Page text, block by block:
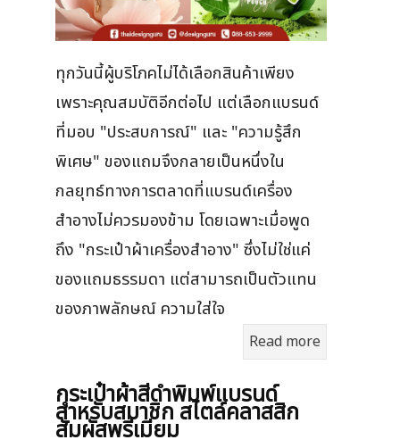
ทุกวันนี้ผู้บริโภคไม่ได้เลือกสินค้าเพียง
เพราะคุณสมบัติอีกต่อไป แต่เลือกแบรนด์
ที่มอบ "ประสบการณ์" และ "ความรู้สึก
พิเศษ" ของแถมจึงกลายเป็นหนึ่งใน
กลยุทธ์ทางการตลาดที่แบรนด์เครื่อง
สำอางไม่ควรมองข้าม โดยเฉพาะเมื่อพูด
ถึง "กระเป๋าผ้าเครื่องสำอาง" ซึ่งไม่ใช่แค่
ของแถมธรรมดา แต่สามารถเป็นตัวแทน
ของภาพลักษณ์ ความใส่ใจ
Read more
กระเป๋าผ้าสีดำพิมพ์แบรนด์
สำหรับสมาชิก สไตล์คลาสสิก
สัมผัสพรีเมียม